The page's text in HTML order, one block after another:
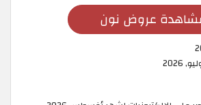
عروض نون